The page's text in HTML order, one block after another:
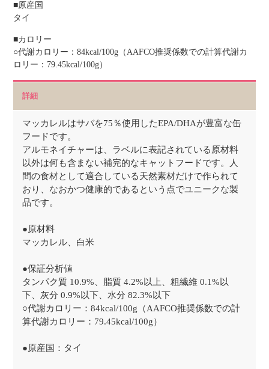
■原産国
タイ
■カロリー
○代謝カロリー：84kcal/100g（AAFCO推奨係数での計算代謝カ
ロリー：79.45kcal/100g）
詳細
マッカレルはサバを75％使用したEPA/DHAが豊富な缶
フードです。
アルモネイチャーは、ラベルに表記されている原材料
以外は何も含まない補完的なキャットフードです。人
間の食材として適合している天然素材だけで作られて
おり、なおかつ健康的であるという点でユニークな製
品です。
●原材料
マッカレル、白米
●保証分析値
タンパク質 10.9%、脂質 4.2%以上、粗繊維 0.1%以
下、灰分 0.9%以下、水分 82.3%以下
○代謝カロリー：84kcal/100g（AAFCO推奨係数での計
算代謝カロリー：79.45kcal/100g）
●原産国：タイ